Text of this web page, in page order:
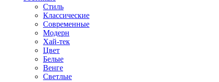
Стиль
Классические
Современные
Модерн
Хай-тек
Цвет
Белые
Венге
Светлые